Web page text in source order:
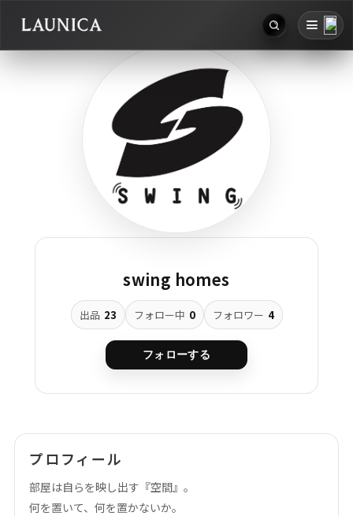
作品＋アーティスト
例：作品名 / アーティスト名 / @ユーザー名 / タグ
作品タグ
アーティストタグ
価格帯（ざっくり）
お知らせ
アカウント
ログアウト
swing homes
出品 23 フォロー中 0 フォロワー 4
フォローする
プロフィール
部屋は自らを映し出す『空間』。
何を置いて、何を置かないか。